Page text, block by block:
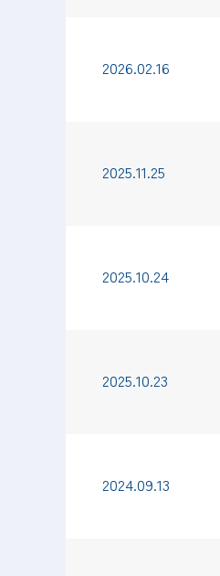
2026.02.16
2025.11.25
2025.10.24
2025.10.23
2024.09.13